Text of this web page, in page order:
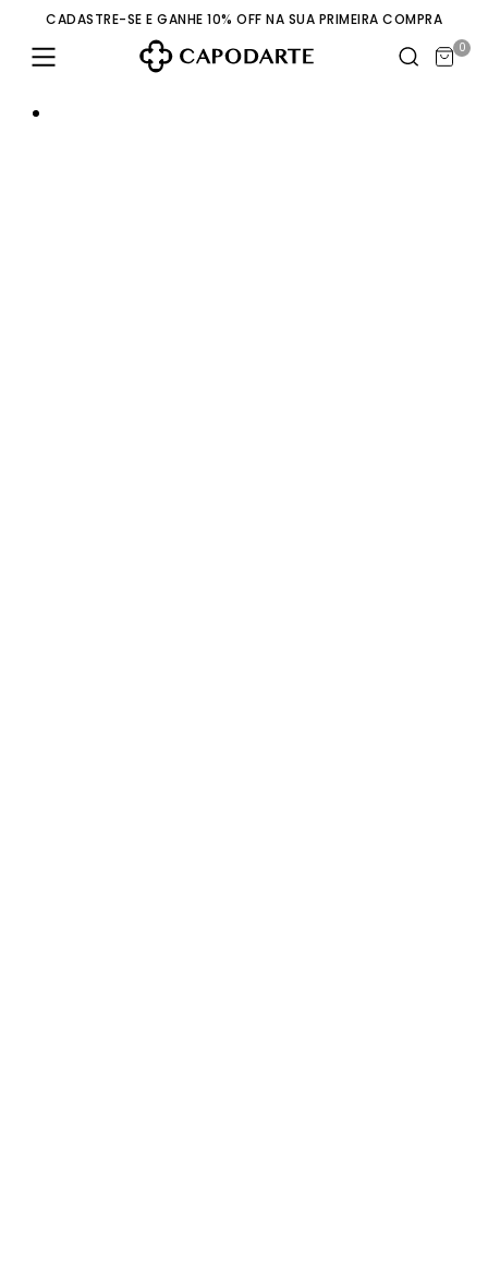
CADASTRE-SE E GANHE 10% OFF NA SUA PRIMEIRA COMPRA
0